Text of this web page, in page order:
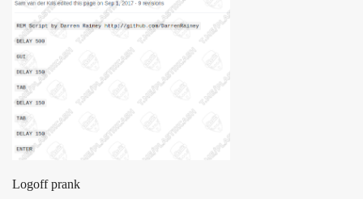
Logoff prank